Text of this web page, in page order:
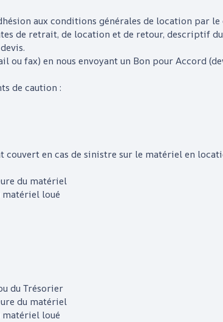
aux conditions générales de location par le
de retrait, de location et de retour, descriptif
fax) en nous envoyant un Bon pour Accord
de caution :
couvert en cas de sinistre sur le matériel en
du matériel
matériel loué
du Trésorier
du matériel
matériel loué